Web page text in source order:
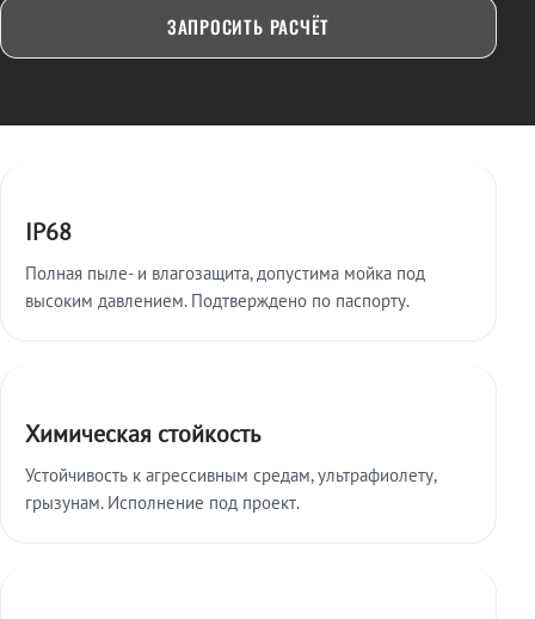
ЗАПРОСИТЬ РАСЧЁТ
IP68
Полная пыле- и влагозащита, допустима мойка под
высоким давлением. Подтверждено по паспорту.
Химическая стойкость
Устойчивость к агрессивным средам, ультрафиолету,
грызунам. Исполнение под проект.